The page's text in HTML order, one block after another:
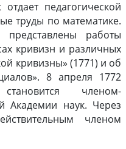
педагогической
труды по математике.
работы
кривизн и различных
кривизны» (1771) и об
8 апреля 1772
членом-
Академии наук. Через
членом